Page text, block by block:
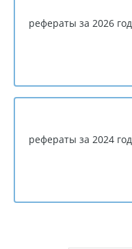
рефераты за 2026 год
рефераты за 2024 год